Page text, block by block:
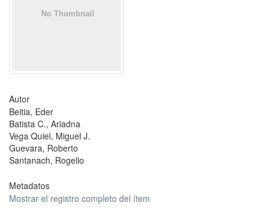
Autor
Beitia, Eder
Batista C., Ariadna
Vega Quiel, Miguel J.
Guevara, Roberto
Santanach, Rogelio
Metadatos
Mostrar el registro completo del ítem